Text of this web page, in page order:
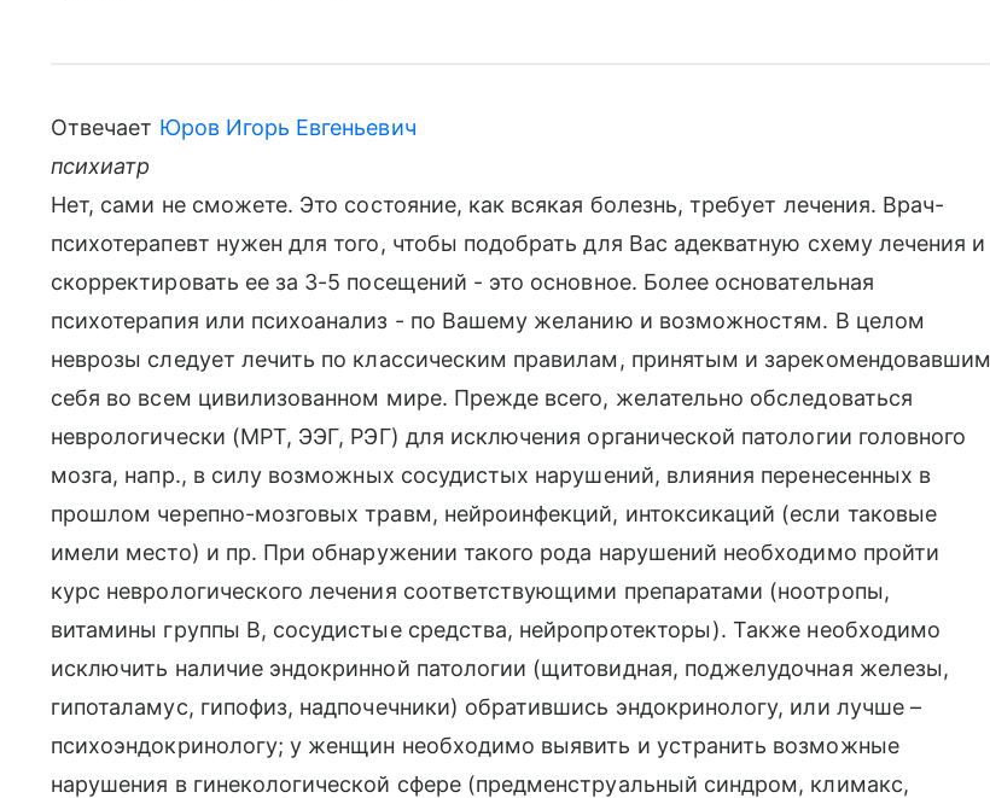
Отвечает Юров Игорь Евгеньевич
психиатр
Нет, сами не сможете. Это состояние, как всякая болезнь, требует лечения. Врач-
психотерапевт нужен для того, чтобы подобрать для Вас адекватную схему лечения и
скорректировать ее за 3-5 посещений - это основное. Более основательная
психотерапия или психоанализ - по Вашему желанию и возможностям. В целом
неврозы следует лечить по классическим правилам, принятым и зарекомендовавшим
себя во всем цивилизованном мире. Прежде всего, желательно обследоваться
неврологически (МРТ, ЭЭГ, РЭГ) для исключения органической патологии головного
мозга, напр., в силу возможных сосудистых нарушений, влияния перенесенных в
прошлом черепно-мозговых травм, нейроинфекций, интоксикаций (если таковые
имели место) и пр. При обнаружении такого рода нарушений необходимо пройти
курс неврологического лечения соответствующими препаратами (ноотропы,
витамины группы В, сосудистые средства, нейропротекторы). Также необходимо
исключить наличие эндокринной патологии (щитовидная, поджелудочная железы,
гипоталамус, гипофиз, надпочечники) обратившись эндокринологу, или лучше –
психоэндокринологу; у женщин необходимо выявить и устранить возможные
нарушения в гинекологической сфере (предменструальный синдром, климакс,